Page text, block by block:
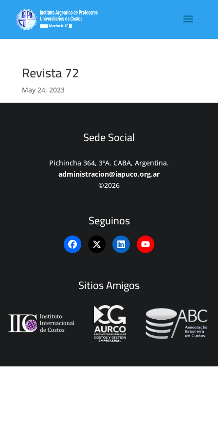
Revista 72
May 24, 2023
Sede Social
Pichincha 364, 3ºA. CABA, Argentina.
administracion@iapuco.org.ar
©2026
Seguinos
Sitios Amigos